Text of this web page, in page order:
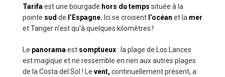
Tarifa est une bourgade hors du temps située à la
pointe sud de l’Espagne. Ici se croisent l’océan et la mer
et Tanger n’est qu’à quelques kilomètres !
Le panorama est somptueux : la plage de Los Lances
est magique et ne ressemble en rien aux autres plages
de la Costa del Sol ! Le vent, continuellement présent, a